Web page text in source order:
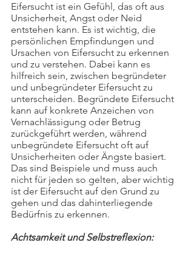
Eifersucht ist ein Gefühl, das oft aus
Unsicherheit, Angst oder Neid
entstehen kann. Es ist wichtig, die
persönlichen Empfindungen und
Ursachen von Eifersucht zu erkennen
und zu verstehen. Dabei kann es
hilfreich sein, zwischen begründeter
und unbegründeter Eifersucht zu
unterscheiden. Begründete Eifersucht
kann auf konkrete Anzeichen von
Vernachlässigung oder Betrug
zurückgeführt werden, während
unbegründete Eifersucht oft auf
Unsicherheiten oder Ängste basiert.
Das sind Beispiele und muss auch
nicht für jeden so gelten, aber wichtig
ist der Eifersucht auf den Grund zu
gehen und das dahinterliegende
Bedürfnis zu erkennen.
Achtsamkeit und Selbstreflexion: